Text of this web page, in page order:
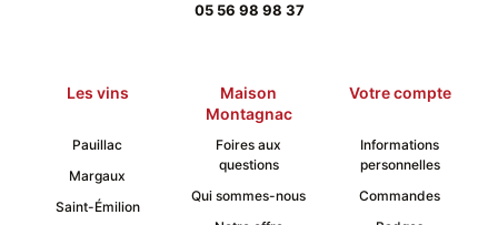
05 56 98 98 37
Les vins
Maison
Montagnac
Votre compte
Pauillac
Margaux
Saint-Émilion
Foires aux
questions
Qui sommes-nous
Informations
personnelles
Commandes